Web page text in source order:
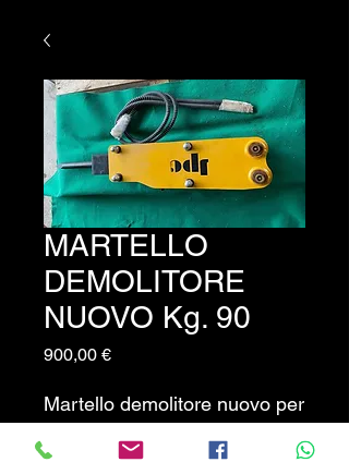
MARTELLO
DEMOLITORE
NUOVO Kg. 90
900,00 €Prezzo
Martello demolitore nuovo per
escavatori fino a 25 q.li -
completo di tubi e sella.